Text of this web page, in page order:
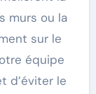
murs ou la
sur le
équipe
d’éviter le